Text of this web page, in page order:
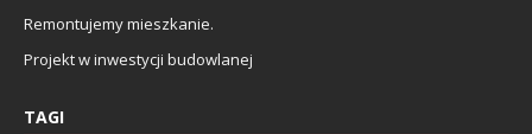
Remontujemy mieszkanie.
Projekt w inwestycji budowlanej
TAGI